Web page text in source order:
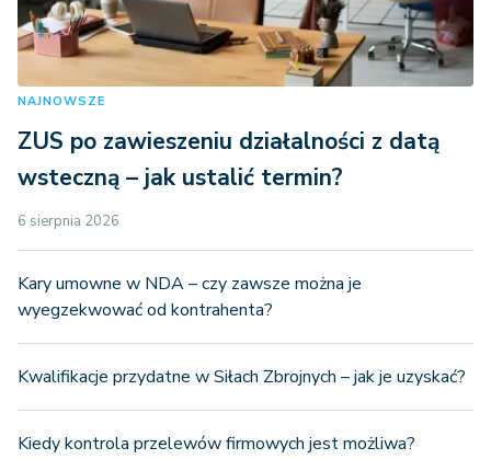
NAJNOWSZE
ZUS po zawieszeniu działalności z datą
wsteczną – jak ustalić termin?
6 sierpnia 2026
Kary umowne w NDA – czy zawsze można je
wyegzekwować od kontrahenta?
Kwalifikacje przydatne w Siłach Zbrojnych – jak je uzyskać?
Kiedy kontrola przelewów firmowych jest możliwa?